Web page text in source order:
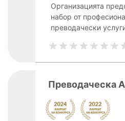
Организацията
набор от
преводачески
Преводаческа